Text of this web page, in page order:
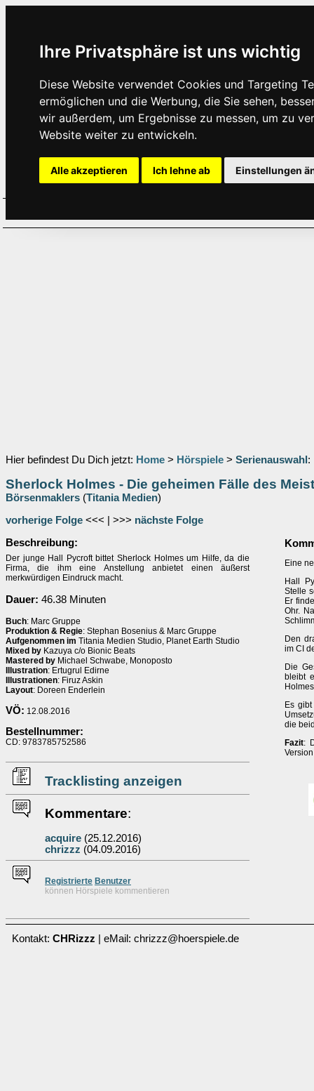
Ihre Privatsphäre ist uns wichtig
Diese Website verwendet Cookies und Targeting
ermöglichen und die Werbung, die Sie sehen,
wir außerdem, um Ergebnisse zu messen, um zu
Website weiter zu entwickeln.
Alle akzeptieren Ich lehne ab Einstellungen
Hier befindest Du Dich jetzt: Home > Hörspiele > Serienauswahl :
Sherlock Holmes - Die geheimen Fälle des
Börsenmaklers (Titania Medien)
vorherige Folge <<< | >>> nächste Folge
Beschreibung:
Der junge Hall Pycroft bittet Sherlock Holmes um Hilfe, da die
Firma, die ihm eine Anstellung anbietet einen äußerst
merkwürdigen Eindruck macht.
Dauer: 46.38 Minuten
Buch: Marc Gruppe
Produktion & Regie: Stephan Bosenius & Marc Gruppe
Aufgenommen im Titania Medien Studio, Planet Earth Studio
Mixed by Kazuya c/o Bionic Beats
Mastered by Michael Schwabe, Monoposto
Illustration: Ertugrul Edirne
Illustrationen: Firuz Askin
Layout: Doreen Enderlein
VÖ: 12.08.2016
Bestellnummer:
CD: 9783785752586
Tracklisting anzeigen
Kommentare:
acquire (25.12.2016)
chrizzz (04.09.2016)
Registrierte Benutzer
können Hörspiele kommentieren
Eine
Hall
Stelle
Er
Ohr.
Den
im CI
Die
bleibt
Es
die
Fazit:
Kontakt: CHRizzz | eMail: chrizzz@hoerspiele.de